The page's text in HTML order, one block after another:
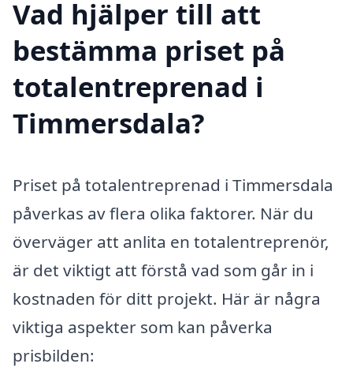
Vad hjälper till att
bestämma priset på
totalentreprenad i
Timmersdala?
Priset på totalentreprenad i Timmersdala
påverkas av flera olika faktorer. När du
överväger att anlita en totalentreprenör,
är det viktigt att förstå vad som går in i
kostnaden för ditt projekt. Här är några
viktiga aspekter som kan påverka
prisbilden: